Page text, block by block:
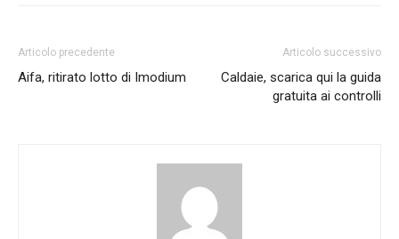
Articolo precedente
Aifa, ritirato lotto di Imodium
Articolo successivo
Caldaie, scarica qui la guida
gratuita ai controlli